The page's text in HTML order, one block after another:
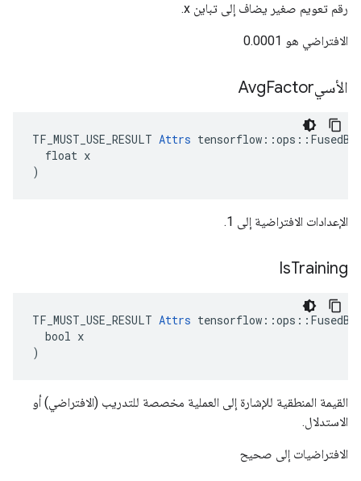
رقم تعويم صغير يضاف إلى تباين x.
الافتراضي هو 0.0001
الأسيAvgFactor
TF_MUST_USE_RESULT Attrs
  float x
)
الإعدادات الافتراضية إلى 1.
IsTraining
TF_MUST_USE_RESULT Attrs
  bool x
)
القيمة المنطقية للإشارة إلى العملية مخصصة للتدريب (الافتراضي) أو
الاستدلال.
الافتراضيات إلى صحيح